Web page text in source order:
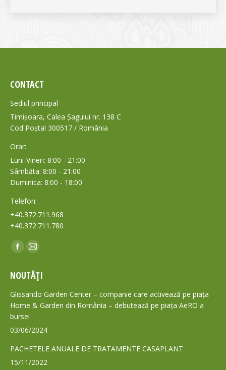
CONTACT
Sediul principal
Timișoara, Calea Șagului nr. 138 C
Cod Poștal 300517 / România
Orar:
Luni-Vineri: 8:00 - 21:00
Sâmbăta: 8:00 - 21:00
Duminica: 8:00 - 18:00
Telefon:
+40.372.711.968
+40.372.711.780
Find us on:
Facebook
opens
in
new
window
Mail
opens
in
new
NOUTĂȚI
Glissando Garden Center – companie care activează pe piața
Home & Garden din România – debutează pe piața AeRO a
bursei
03/06/2024
PACHETELE ANUALE DE TRATAMENTE CASAPLANT
15/11/2022